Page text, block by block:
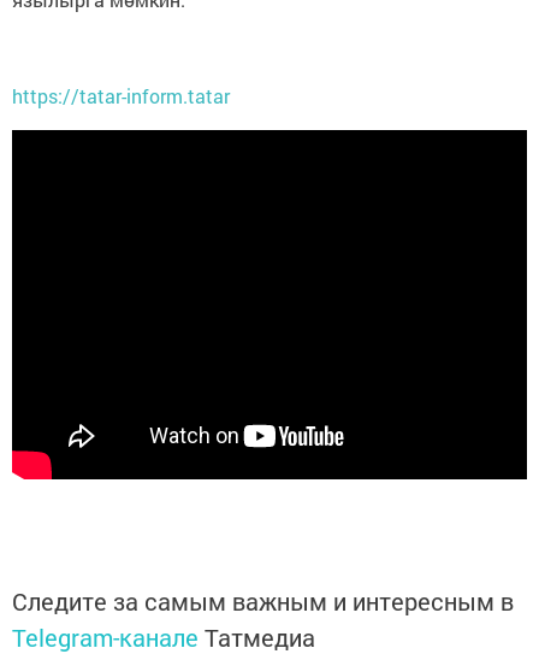
https://tatar-inform.tatar
Следите за самым важным и интересным в
Telegram-канале Татмедиа